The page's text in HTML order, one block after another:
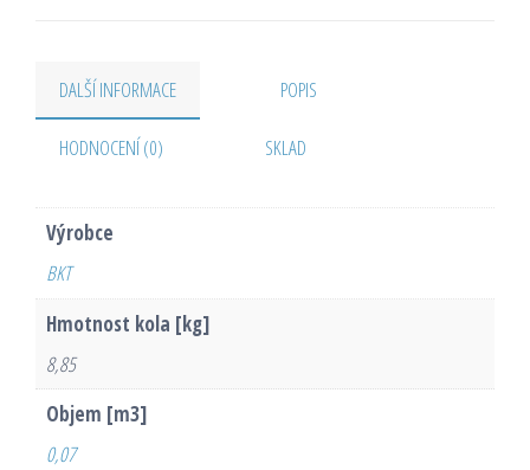
DALŠÍ INFORMACE POPIS
HODNOCENÍ (0) SKLAD
Výrobce
BKT
Hmotnost kola [kg]
8,85
Objem [m3]
0,07